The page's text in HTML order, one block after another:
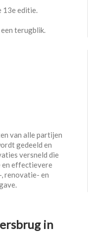
13e editie.
terugblik.
van alle partijen
gedeeld en
versneld die
en effectievere
renovatie- en
in